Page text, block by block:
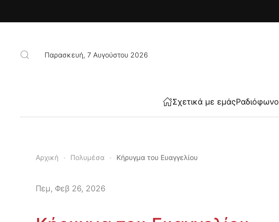
Παρασκευή, 7 Αυγούστου 2026
Σχετικά με εμάςΡαδιόφωνο
Αρχική Πολυμέσα Κήρυγμα του Ευαγγελίου
Πεμ, Φεβ 26, 2026